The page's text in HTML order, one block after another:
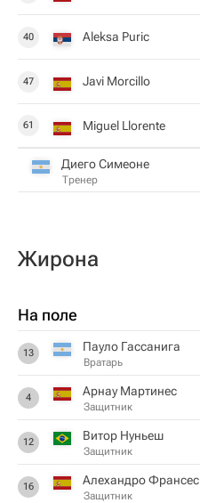
40 Aleksa Puric
47 Javi Morcillo
61 Miguel Llorente
Диего Симеоне
Тренер
Жирона
На поле
13 Пауло Гассанига
Вратарь
4 Арнау Мартинес
Защитник
12 Витор Нуньеш
Защитник
16 Алехандро Франсес
Защитник